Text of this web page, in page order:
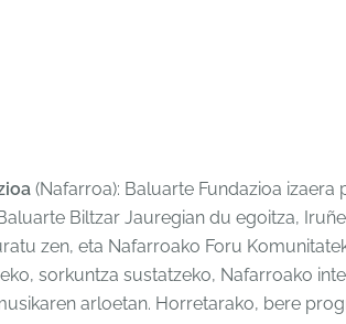
(Nafarroa): Baluarte Fundazioa
Biltzar Jauregian du egoitza,
zen, eta Nafarroako Foru
sorkuntza sustatzeko, Nafarroako
arloetan. Horretarako, bere